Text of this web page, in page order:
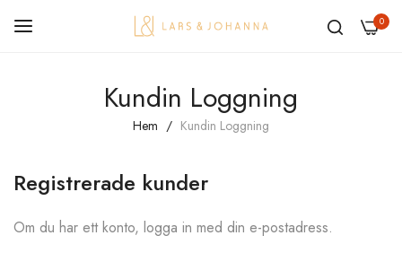
0
Kundin Loggning
Hem Kundin Loggning
Registrerade kunder
Om du har ett konto, logga in med din e-postadress.